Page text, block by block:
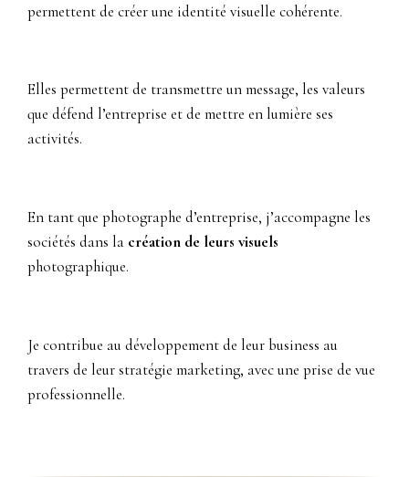
permettent de créer une identité visuelle cohérente.
Elles permettent de transmettre un message, les valeurs
que défend l’entreprise et de mettre en lumière ses
activités.
En tant que photographe d’entreprise, j’accompagne les
sociétés dans la création de leurs visuels
photographique.
Je contribue au développement de leur business au
travers de leur stratégie marketing, avec une prise de vue
professionnelle.